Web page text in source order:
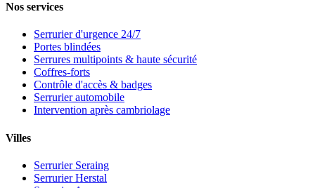
Nos services
Serrurier d'urgence 24/7
Portes blindées
Serrures multipoints & haute sécurité
Coffres-forts
Contrôle d'accès & badges
Serrurier automobile
Intervention après cambriolage
Villes
Serrurier Seraing
Serrurier Herstal